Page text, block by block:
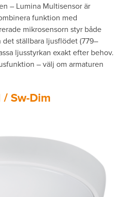
– Lumina Multisensor är
funktion med
mikrosensorn styr både
ställbara ljusflödet (779–
ljusstyrkan exakt efter behov.
– välj om armaturen
Sw-Dim